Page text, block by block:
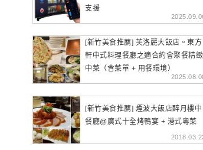
支援
[新竹美食推薦] 芙洛麗大飯店。東方
軒中式料理餐廳之適合約會聚餐精緻
中菜（含菜單 + 用餐環境）
[新竹美食推薦] 煙波大飯店醉月樓中
餐廳@廣式十全烤鴨宴 + 港式粵菜